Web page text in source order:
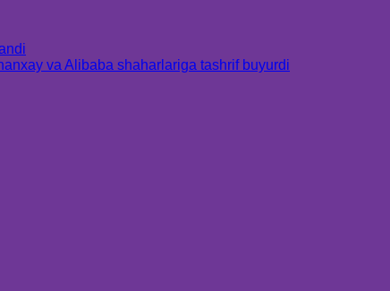
va Alibaba shaharlariga tashrif buyurdi